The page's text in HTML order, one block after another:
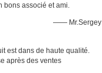
bons associé et ami.
—— Mr.Sergey
est dans de haute qualité.
après des ventes